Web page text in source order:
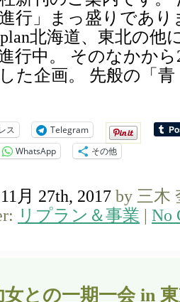
行」まっ盛りであり
北海道、東北の他
行中。 そのなかから
た企画。 先般の「
ス
Telegram
WhatsApp その他
11月 27th, 2017 by 三木
リプラン＆事業 | No
女との一期一会 in